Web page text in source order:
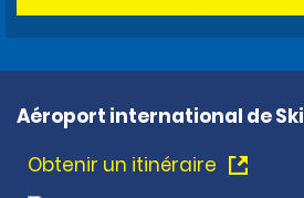
Aéroport international de
Obtenir un itinéraire